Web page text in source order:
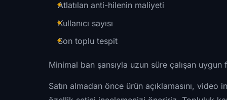
Atlatılan anti-hilenin maliyeti
Kullanıcı sayısı
Son toplu tespit
Minimal ban şansıyla uzun süre çalışan uygun
Satın almadan önce ürün açıklamasını,